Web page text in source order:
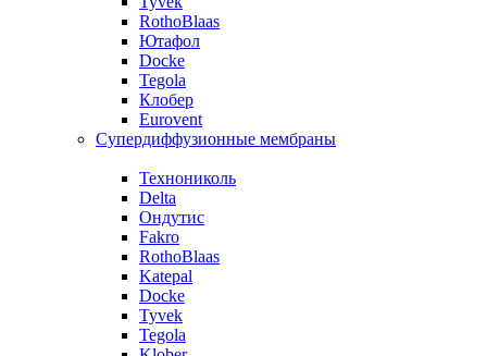
RothoBlaas
Ютафол
Docke
Tegola
Клобер
Eurovent
Супердиффузионные мембраны
Технониколь
Delta
Ондутис
Fakro
RothoBlaas
Katepal
Docke
Tyvek
Tegola